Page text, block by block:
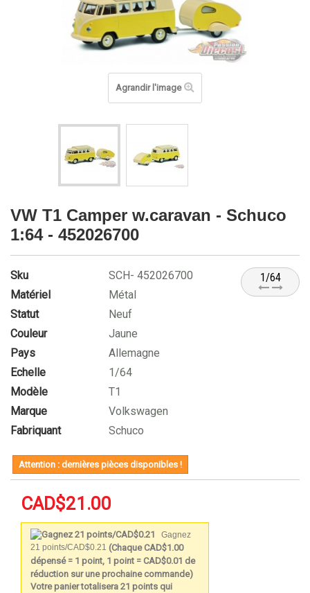
Agrandir l'image
VW T1 Camper w.caravan - Schuco
1:64 - 452026700
1/64
Sku
SCH- 452026700
Matériel
Métal
Statut
Neuf
Couleur
Jaune
Pays
Allemagne
Echelle
1/64
Modèle
T1
Marque
Volkswagen
Fabriquant
Schuco
Attention : dernières pièces disponibles !
CAD$21.00
Gagnez
21 points/CAD$0.21 (Chaque CAD$1.00
dépensé = 1 point, 1 point = CAD$0.01 de
réduction sur une prochaine commande)
Votre panier totalisera 21 points qui